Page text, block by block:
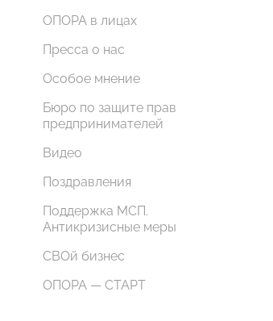
ОПОРА в лицах
Пресса о нас
Особое мнение
Бюро по защите прав
предпринимателей
Видео
Поздравления
Поддержка МСП.
Антикризисные меры
СВОй бизнес
ОПОРА — СТАРТ